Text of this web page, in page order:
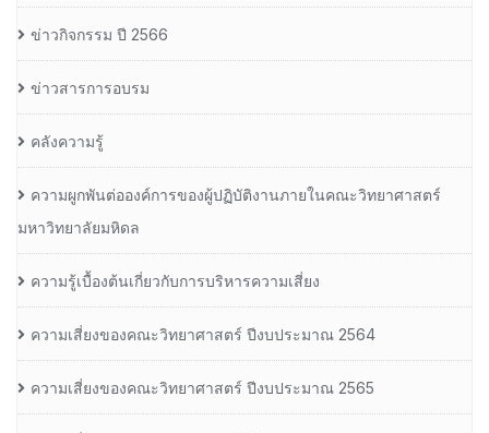
ข่าวกิจกรรม ปี 2566
ข่าวสารการอบรม
คลังความรู้
ความผูกพันต่อองค์การของผู้ปฏิบัติงานภายในคณะวิทยาศาสตร์
มหาวิทยาลัยมหิดล
ความรู้เบื้องต้นเกี่ยวกับการบริหารความเสี่ยง
ความเสี่ยงของคณะวิทยาศาสตร์ ปีงบประมาณ 2564
ความเสี่ยงของคณะวิทยาศาสตร์ ปีงบประมาณ 2565